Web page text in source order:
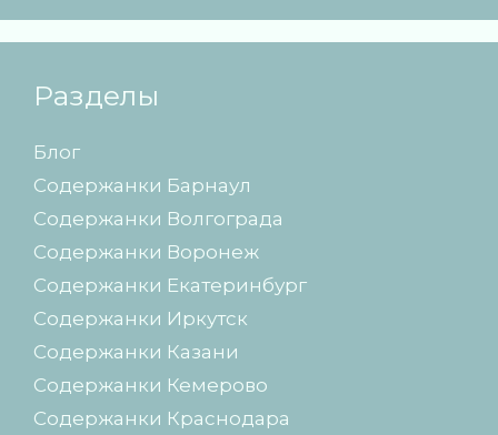
r
h
f
r
:
Разделы
Блог
Содержанки Барнаул
Содержанки Волгограда
Содержанки Воронеж
Содержанки Екатеринбург
Содержанки Иркутск
Содержанки Казани
Содержанки Кемерово
Содержанки Краснодара